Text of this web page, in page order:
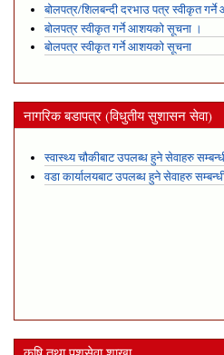
बोलपत्र/शिलबन्दी दरभाउ पत्र स्वीकृत
बोलपत्र स्वीकृत गर्ने आशयको सूचना ।
बोलपत्र स्वीकृत गर्ने आशयको सूचना
नागरिक बडापत्र (विधुतीय सुशासन सेवा)
स्वास्थ्य चौकीबाट उपलब्ध हुने सेवाहरु
वडा कार्यालयबाट उपलब्ध हुने सेवाहरु